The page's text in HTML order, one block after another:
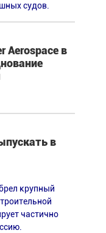
судов.
Aerospace в
в
крупный
частично